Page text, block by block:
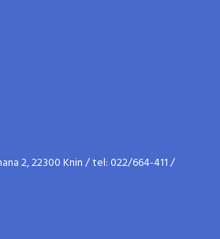
2, 22300 Knin / tel: 022/664-411 /